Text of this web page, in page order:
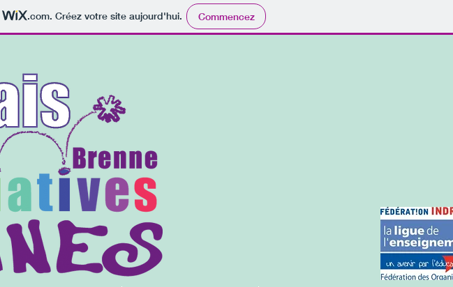
.com. Créez votre site aujourd'hui. Commencez